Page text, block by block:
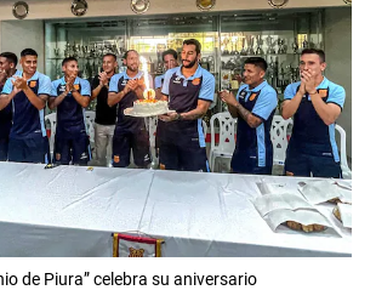
de Piura” celebra su aniversario